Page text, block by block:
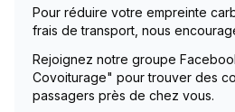
Pour réduire votre empreinte
frais de transport, nous
Rejoignez notre groupe
Covoiturage" pour trouver des
passagers près de chez vous.